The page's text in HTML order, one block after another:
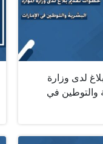
لدى وزارة
والتوطين في